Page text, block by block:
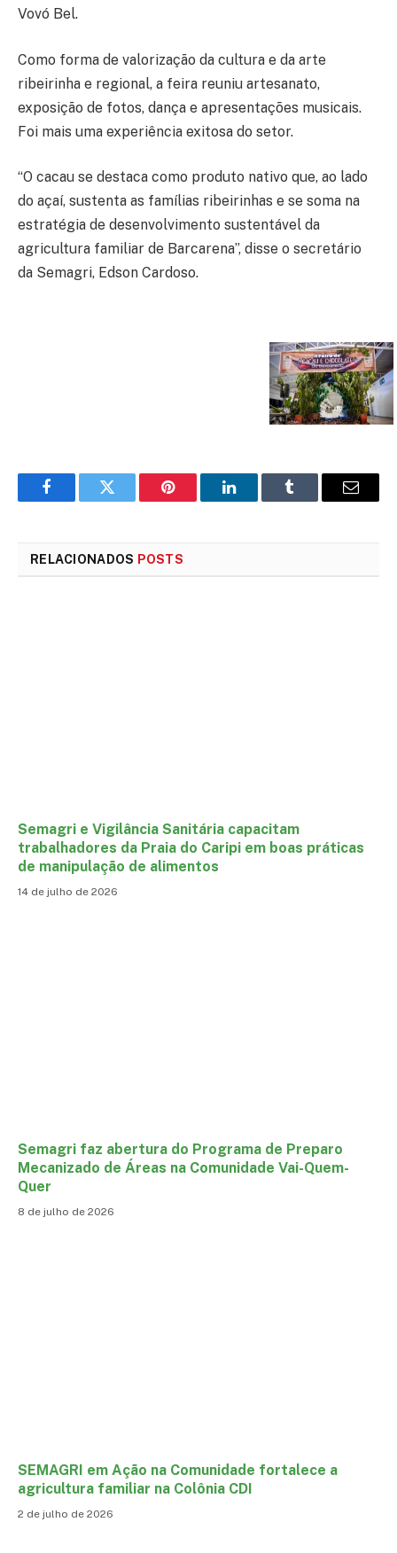
Vovó Bel.
Como forma de valorização da cultura e da arte
ribeirinha e regional, a feira reuniu artesanato,
exposição de fotos, dança e apresentações musicais.
Foi mais uma experiência exitosa do setor.
“O cacau se destaca como produto nativo que, ao lado
do açaí, sustenta as famílias ribeirinhas e se soma na
estratégia de desenvolvimento sustentável da
agricultura familiar de Barcarena”, disse o secretário
da Semagri, Edson Cardoso.
FacebookTwitter Pinterest LinkedInTumblr
E-
RELACIONADOS POSTS
Semagri e Vigilância Sanitária capacitam
trabalhadores da Praia do Caripi em boas práticas
de manipulação de alimentos
14 de julho de 2026
Semagri faz abertura do Programa de Preparo
Mecanizado de Áreas na Comunidade Vai-Quem-
Quer
8 de julho de 2026
SEMAGRI em Ação na Comunidade fortalece a
agricultura familiar na Colônia CDI
2 de julho de 2026